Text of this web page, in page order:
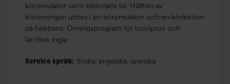
körsimulator samt bilskolans bil. Hälften av
körövningen utförs i en körsimulator och en körlektion
på halkbana. Övningsprogram för teoriprov och
lärobok ingår.
Service språk: finska, engelska, svenska